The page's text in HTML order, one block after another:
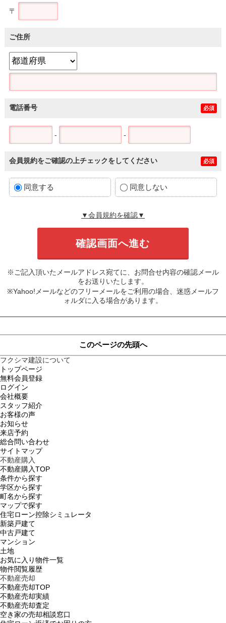
〒
ご住所
電話番号 必須
- -
会員規約をご確認の上チェックをしてください 必須
同意する 同意しない
▼会員規約を確認▼
※ご記入頂いたメールアドレス宛てに、お問合せ内容の確認メール
をお送りいたします。
※Yahoo!メールなどのフリーメールをご利用の場合、迷惑メールフ
ォルダに入る場合があります。
このページの先頭へ
フクシマ建設について
トップページ
無料会員登録
ログイン
会社概要
スタッフ紹介
お客様の声
お知らせ
来店予約
総合問い合わせ
サイトマップ
不動産購入
不動産購入TOP
条件から探す
学区から探す
町名から探す
マップで探す
住宅ローン控除シミュレータ
新築戸建て
中古戸建て
マンション
土地
お気に入り物件一覧
物件閲覧履歴
不動産売却
不動産売却TOP
不動産売却実績
不動産売却査定
空き家の売却相談窓口